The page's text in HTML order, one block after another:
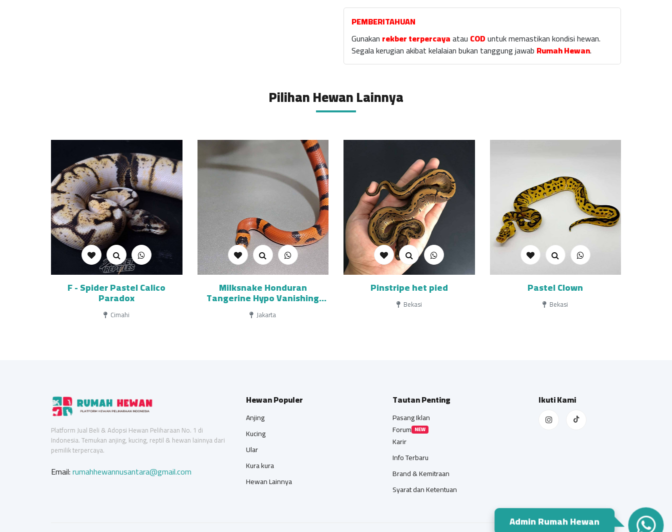
PEMBERITAHUAN
Gunakan rekber terpercayaatau CODuntuk memastikan kondisi hewan.
Segala kerugian akibat kelalaian bukan tanggung jawab Rumah Hewan.
Pilihan Hewan Lainnya
F - Spider Pastel Calico
Paradox
Cimahi
Milksnake Honduran
Tangerine Hypo Vanishing
pattern
Jakarta
Pinstripe het pied
Bekasi
Pastel Clown
Bekasi
Admin Rumah Hewan
Platform Jual Beli & Adopsi Hewan Peliharaan No. 1 di
Indonesia. Temukan anjing, kucing, reptil & hewan lainnya dari
pemilik terpercaya.
Email:rumahhewannusantara@gmail.com
Hewan Populer
Anjing
Kucing
Ular
Kura kura
Hewan Lainnya
Tautan Penting
Pasang Iklan
Forum NEW
Karir
Info Terbaru
Brand & Kemitraan
Syarat dan Ketentuan
Ikuti Kami